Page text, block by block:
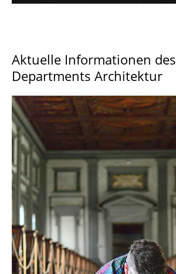
Aktuelle Informationen des
Departments Architektur